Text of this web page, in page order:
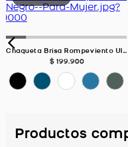
Chaqueta Brisa Rompeviento Ultra Liviana, Color Negro Para Mujer
$ 199.900
Productos